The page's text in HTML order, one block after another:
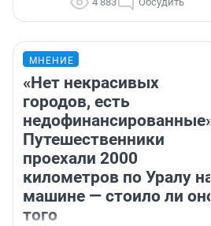
МНЕНИЕ
«Нет некрасивых
городов, есть
недофинансированные».
Путешественники
проехали 2000
километров по Уралу на
машине — стоило ли оно
того